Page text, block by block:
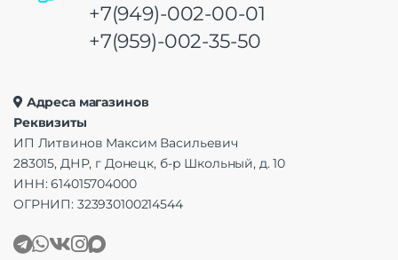
+7(949)-002-00-01
+7(959)-002-35-50
Адреса магазинов
Реквизиты
ИП Литвинов Максим Васильевич
283015, ДНР, г Донецк, б-р Школьный, д. 10
ИНН: 614015704000
ОГРНИП: 323930100214544